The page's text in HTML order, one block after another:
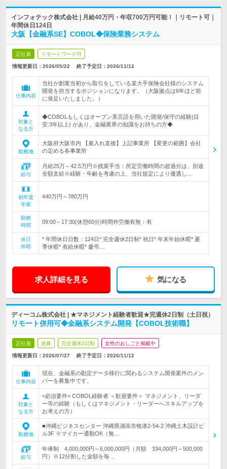
インフォテック株式会社 | 月給40万円・年収700万円可能！｜リモート可｜
年間休日124日
大阪【金融系SE】COBOL◆保険業務システム
正社員 リモートワーク可
情報更新日：2026/05/22 終了予定日： 2026/11/12
仕事内容
当社が創業当初から取引をしている某大手保険会社様のシステム
開発を担当するポジションになります。（大阪拠点は6年ほど前
に発足いたしました。）
対象と
なる方
◆COBOLもしくはオープン系言語を用いた開発/保守の経験(目
安:3年以上) があり、金融業界の知識をお持ちの方◆
勤務地
大阪府大阪市内 【雇入れ直後】上記事業所 【変更の範囲】会社
の定める各事業所
給与
月給25万～42.5万円※残業手当：所定労働時間の超過分は、別途
全額支給※経験・年齢を考慮の上、当社規定により優遇し…
初年度
年収
440万円～780万円
勤務
時間
09:00～17:30(休憩60分)時間外労働有無：有
休日
休暇
* 年間休日日数：124日* 完全週休2日制* 祝日* 年末年始休暇* 夏
季休暇* 有給休暇* 慶弔…
求人詳細を見る 気になる
ディーコム株式会社 | ★マネジメント経験者歓迎★完週休2日制（土日祝）
リモート併用可◆金融系システム開発【COBOL技術職】
正社員 急募 完全週休2日制 女性のおしごと掲載中
情報更新日：2026/07/27 終了予定日： 2026/11/12
仕事内容
現在、金融系の勘定データ移行に関わるシステム開発案件のメン
バーを募集中です。
対象と
なる方
<必須要件> COBOL経験者 ＜歓迎要件＞ マネジメント、リーダ
ー等の経験（もしくはマネジメント・リーダーへスキルアップを
お考えの方）
勤務地
■沖縄ビジネスセンター 沖縄県浦添市牧港2-54-2 沖縄土木設計ビ
ル3F ※マイカー通勤OK（無…
給与
年俸制 4,000,000円～6,000,000円（月額 334,000円～500,000
円）※12分割した金額を毎…